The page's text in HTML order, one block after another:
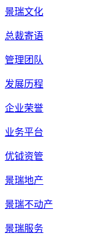
景瑞文化
总裁寄语
管理团队
发展历程
企业荣誉
业务平台
优钺资管
景瑞地产
景瑞不动产
景瑞服务